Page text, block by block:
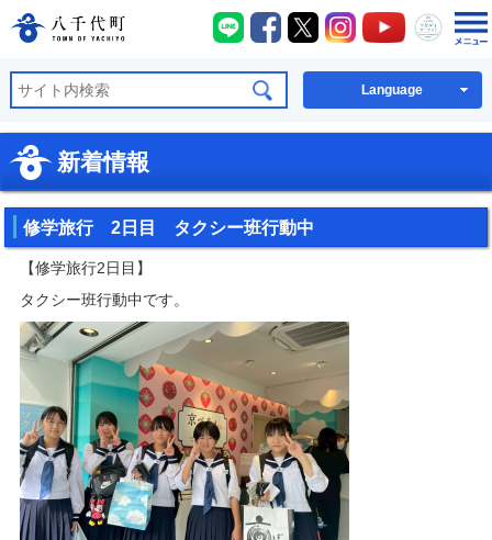
八千代町公式ホームページ
八千代町LINE
八千代町Facebook
八千代町X八千代町Instagram
八千代町
八千
Language
新着情報
修学旅行 2日目 タクシー班行動中
【修学旅行2日目】
タクシー班行動中です。